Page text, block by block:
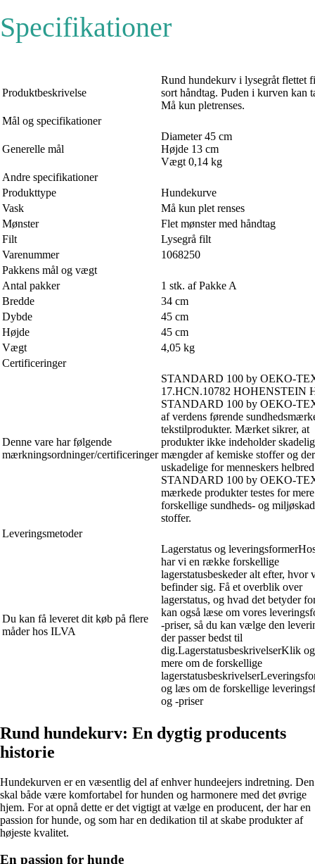
Specifikationer
Produktbeskrivelse
Rund hundekurv i lysegråt flettet
sort håndtag. Puden i kurven kan
Må kun pletrenses.
Mål og specifikationer
Generelle mål
Diameter 45 cm
Højde 13 cm
Vægt 0,14 kg
Andre specifikationer
Produkttype
Hundekurve
Vask
Må kun plet renses
Mønster
Flet mønster med håndtag
Filt
Lysegrå filt
Varenummer
1068250
Pakkens mål og vægt
Antal pakker
1 stk. af Pakke A
Bredde
34 cm
Dybde
45 cm
Højde
45 cm
Vægt
4,05 kg
Certificeringer
Denne vare har følgende
mærkningsordninger/certificeringer
STANDARD 100 by OEKO-
17.HCN.10782 HOHENSTEIN
STANDARD 100 by OEKO-
af verdens førende
tekstilprodukter. Mærket sikrer, at
produkter ikke indeholder
mængder af kemiske stoffer og
uskadelige for menneskers
STANDARD 100 by OEKO-
mærkede produkter testes for
forskellige sundheds- og
stoffer.
Leveringsmetoder
Du kan få leveret dit køb på flere
måder hos ILVA
Lagerstatus og
har vi en række forskellige
lagerstatusbeskeder alt efter, hvor
befinder sig. Få et overblik over
lagerstatus, og hvad det betyder
kan også læse om vores
-priser, så du kan vælge den
der passer bedst til
dig.LagerstatusbeskrivelserKlik
mere om de forskellige
og læs om de forskellige
og -priser
Rund hundekurv: En dygtig producents
historie
Hundekurven er en væsentlig del af enhver hundeejers indretning. Den
skal både være komfortabel for hunden og harmonere med det øvrige
hjem. For at opnå dette er det vigtigt at vælge en producent, der har en
passion for hunde, og som har en dedikation til at skabe produkter af
højeste kvalitet.
En passion for hunde